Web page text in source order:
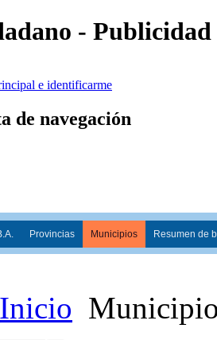
e identificarme
de navegación
Provincias Municipios Resumen de
Inicio